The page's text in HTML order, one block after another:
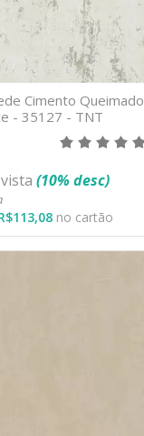
Cimento Queimado
- 35127 - TNT
(10% desc)
no cartão